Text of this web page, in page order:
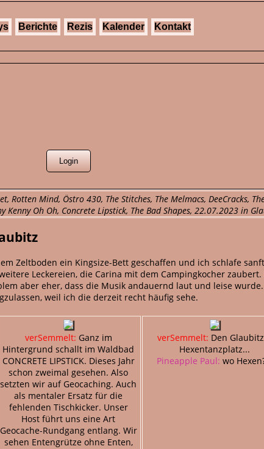
Berichte Rezis Kalender Kontakt
Rotten Mind, Östro 430, The Stitches, The Melmacs, DeeCracks,
Kenny Oh Oh, Concrete Lipstick, The Bad Shapes, 22.07.2023 in
Zeltboden ein Kingsize-Bett geschaffen und ich schlafe
Leckereien, die Carina mit dem Campingkocher zaubert.
aber eher, dass die Musik andauernd laut und leise
weil ich die derzeit recht häufig sehe.
verSemmelt: Ganz im
Hintergrund schallt im Waldbad
CONCRETE LIPSTICK. Dieses Jahr
schon zweimal gesehen. Also
setzten wir auf Geocaching. Auch
als mentaler Ersatz für die
fehlenden Tischkicker. Unser
Host führt uns eine Art
Geocache-Rundgang entlang. Wir
sehen Entengrütze ohne Enten,
verSemmelt: Den
Hexentanzplatz...
Pineapple Paul: wo